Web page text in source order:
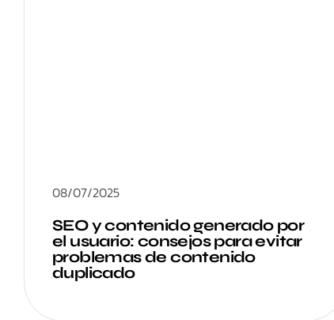
08/07/2025
SEO y contenido generado por
el usuario: consejos para evitar
problemas de contenido
duplicado